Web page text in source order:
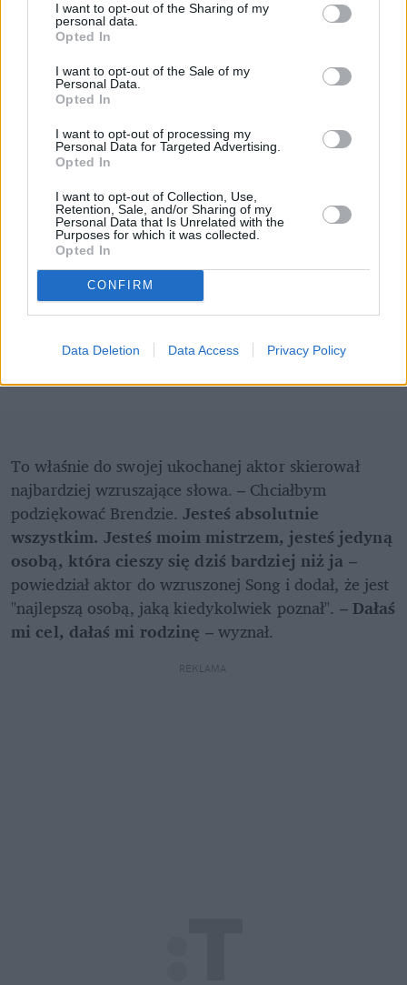
I want to opt-out of the Sharing of my
personal data.
Opted In
I want to opt-out of the Sale of my
Personal Data.
Opted In
I want to opt-out of processing my
Personal Data for Targeted Advertising.
Opted In
I want to opt-out of Collection, Use,
Retention, Sale, and/or Sharing of my
Personal Data that Is Unrelated with the
Purposes for which it was collected.
Opted In
CONFIRM
Data Deletion Data Access Privacy Policy
Nie zabrakło także narzeczonej Culkina, czyli 34-
letniej Brendy Song, również dziecięcej gwiazdy,
aktorki znanej z serialu "Nie ma to jak hotel". Para,
która jest ze sobą od 2018 roku, zabrała ze sobą
swoich dwóch synów: dwuletniego Dakotę oraz jego
urodzonego w tym roku brata.
To właśnie do swojej ukochanej aktor skierował
najbardziej wzruszające słowa. – Chciałbym
podziękować Brendzie. Jesteś absolutnie
wszystkim. Jesteś moim mistrzem, jesteś jedyną
osobą, która cieszy się dziś bardziej niż ja –
powiedział aktor do wzruszonej Song i dodał, że jest
"najlepszą osobą, jaką kiedykolwiek poznał". – Dałaś
mi cel, dałaś mi rodzinę – wyznał.
REKLAMA